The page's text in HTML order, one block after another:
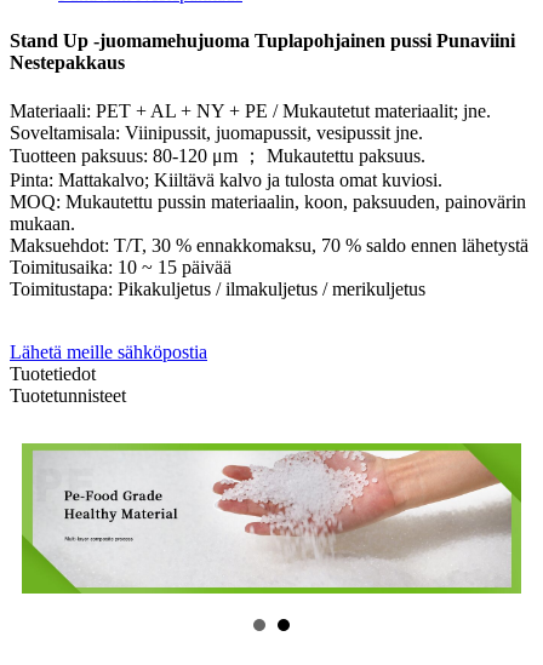
Stand Up -juomamehujuoma Tuplapohjainen pussi Punaviini
Nestepakkaus
Materiaali: PET + AL + NY + PE / Mukautetut materiaalit; jne.
Soveltamisala: Viinipussit, juomapussit, vesipussit jne.
Tuotteen paksuus: 80-120 μm ； Mukautettu paksuus.
Pinta: Mattakalvo; Kiiltävä kalvo ja tulosta omat kuviosi.
MOQ: Mukautettu pussin materiaalin, koon, paksuuden, painovärin
mukaan.
Maksuehdot: T/T, 30 % ennakkomaksu, 70 % saldo ennen lähetystä
Toimitusaika: 10 ~ 15 päivää
Toimitustapa: Pikakuljetus / ilmakuljetus / merikuljetus
Lähetä meille sähköpostia
Tuotetiedot
Tuotetunnisteet